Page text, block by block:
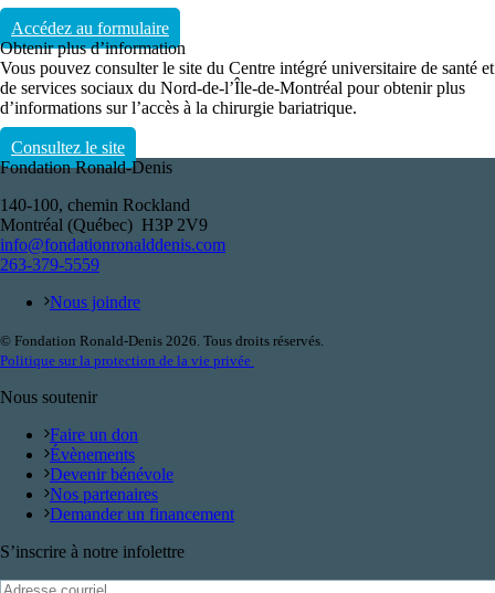
Accédez au formulaire
Obtenir plus d’information
Vous pouvez consulter le site du Centre intégré universitaire de santé et
de services sociaux du Nord-de-l’Île-de-Montréal pour obtenir plus
d’informations sur l’accès à la chirurgie bariatrique.
Consultez le site
Fondation Ronald-Denis
140-100, chemin Rockland
Montréal (Québec) H3P 2V9
info@fondationronalddenis.com
263-379-5559
Nous joindre
© Fondation Ronald-Denis 2026. Tous droits réservés.
Politique sur la protection de la vie privée
Nous soutenir
Faire un don
Évènements
Devenir bénévole
Nos partenaires
Demander un financement
S’inscrire à notre infolettre